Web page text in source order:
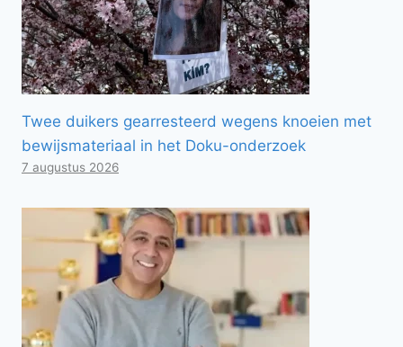
Twee duikers gearresteerd wegens knoeien met
bewijsmateriaal in het Doku-onderzoek
7 augustus 2026